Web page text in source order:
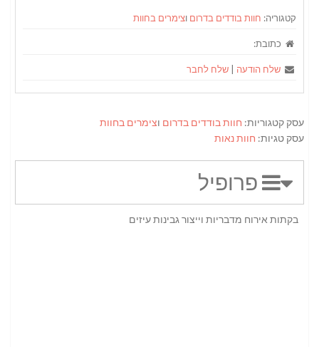
קטגוריה: חוות בודדים בדרום וצימרים בחוות
כתובת:
שלח הודעה שלח לחבר
עסק קטגוריות: חוות בודדים בדרום וצימרים בחוות
עסק טגיות: חוות נאות
פרופיל
בקתות אירוח מדבריות וייצור גבינות עיזים